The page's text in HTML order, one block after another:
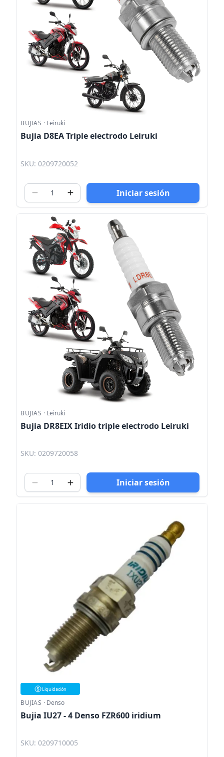
BUJIAS · Leiruki
Bujia D8EA Triple electrodo Leiruki
SKU: 0209720052
Iniciar sesión
BUJIAS · Leiruki
Bujia DR8EIX Iridio triple electrodo Leiruki
SKU: 0209720058
Iniciar sesión
Liquidación
BUJIAS · Denso
Bujia IU27 - 4 Denso FZR600 iridium
SKU: 0209710005